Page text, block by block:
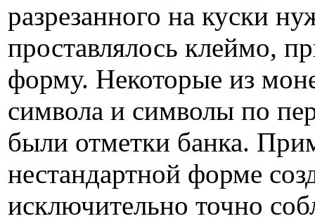
разрезанного на куски
проставлялось клеймо,
форму. Некоторые из
символа и символы по
были отметки банка.
нестандартной форме
исключительно точно